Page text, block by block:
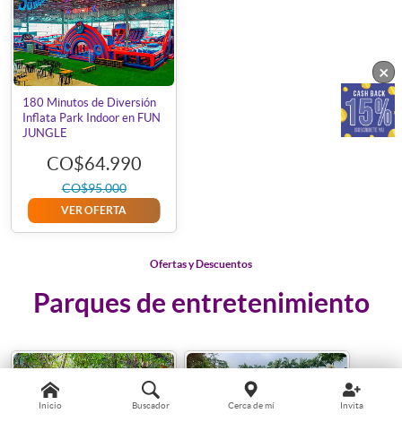
180 Minutos de Diversión
Inflata Park Indoor en FUN
JUNGLE
CO$64.990
CO$95.000
VER OFERTA
Ofertas y Descuentos
Parques de entretenimiento
Inicio Buscador Cerca de mí Invita
×